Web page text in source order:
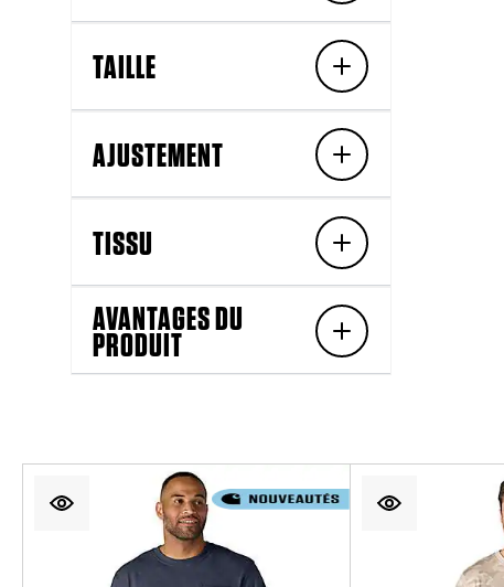
TAILLE
AJUSTEMENT
TISSU
AVANTAGES DU
PRODUIT